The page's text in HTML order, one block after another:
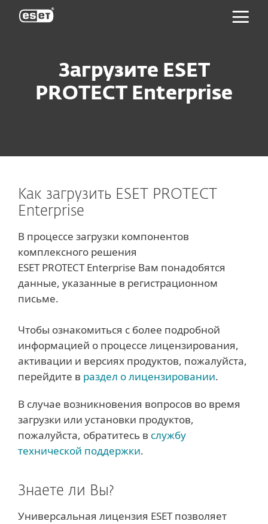
Загрузите ESET
PROTECT Enterprise
Как загрузить ESET PROTECT
Enterprise
В процессе загрузки компонентов
комплексного решения
ESET PROTECT Enterprise Вам понадобятся
данные, указанные в регистрационном
письме.
Чтобы ознакомиться с более подробной
информацией о процессе лицензирования,
активации и версиях продуктов, пожалуйста,
перейдите в раздел о лицензировании.
В случае возникновения вопросов во время
загрузки или установки продуктов,
пожалуйста, обратитесь в службу
технической поддержки.
Знаете ли Вы?
Универсальная лицензия ESET позволяет
ESET